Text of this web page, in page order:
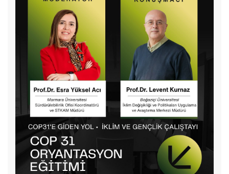
COP31 Yolunda Sürdürülebilirlik ve Etki Fikir Maratonu
MARMARA IMPACTHON Başlıyor!